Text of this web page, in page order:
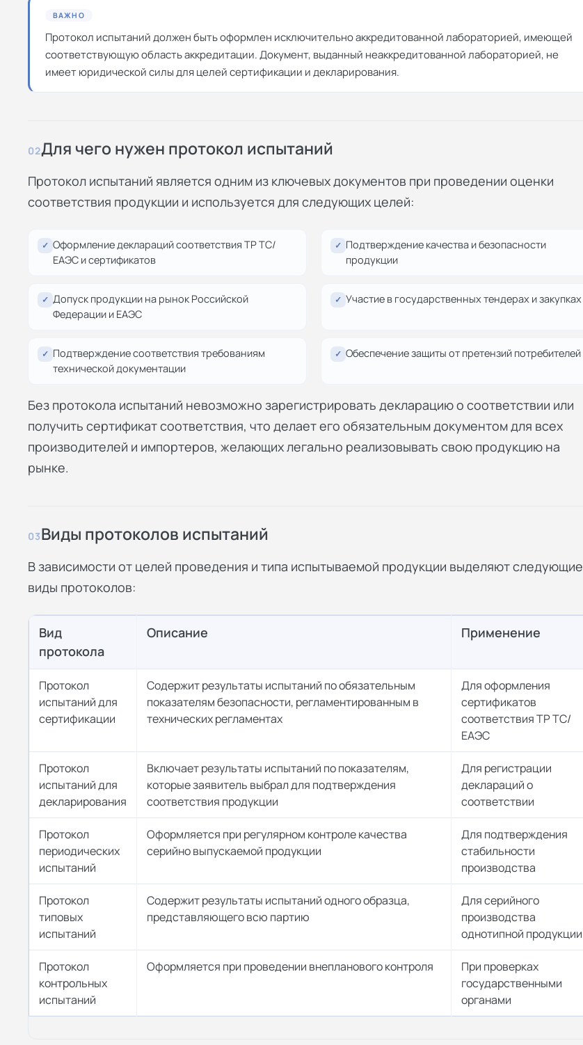
ВАЖНО
Протокол испытаний должен быть оформлен исключительно аккредитованной лабораторией, имеющей
соответствующую область аккредитации. Документ, выданный неаккредитованной лабораторией, не
имеет юридической силы для целей сертификации и декларирования.
02Для чего нужен протокол испытаний
Протокол испытаний является одним из ключевых документов при проведении оценки
соответствия продукции и используется для следующих целей:
✓ Оформлениедеклараций соответствия ТР ТС/
ЕАЭС и сертификатов
✓ Подтверждение качества и безопасности
продукции
✓ Допуск продукции на рынок Российской
Федерации и ЕАЭС
✓ Участие в государственных тендерах и закупках
✓ Подтверждение соответствия требованиям
технической документации
✓ Обеспечение защиты от претензий потребителей
Без протокола испытаний невозможно зарегистрировать декларацию о соответствии или
получить сертификат соответствия, что делает его обязательным документом для всех
производителей и импортеров, желающих легально реализовывать свою продукцию на
рынке.
03Виды протоколов испытаний
В зависимости от целей проведения и типа испытываемой продукции выделяют следующие
виды протоколов:
Вид
протокола
Описание Применение
Протокол
испытаний для
сертификации
Содержит результаты испытаний по обязательным
показателям безопасности, регламентированным в
технических регламентах
Для оформления
сертификатов
соответствия ТР ТС/
ЕАЭС
Протокол
испытаний для
декларирования
Включает результаты испытаний по показателям,
которые заявитель выбрал для подтверждения
соответствия продукции
Для регистрации
деклараций о
соответствии
Протокол
периодических
испытаний
Оформляется при регулярном контроле качества
серийно выпускаемой продукции
Для подтверждения
стабильности
производства
Протокол
типовых
испытаний
Содержит результаты испытаний одного образца,
представляющего всю партию
Для серийного
производства
однотипной продукции
Протокол
контрольных
испытаний
Оформляется при проведении внепланового контроля
При проверках
государственными
органами